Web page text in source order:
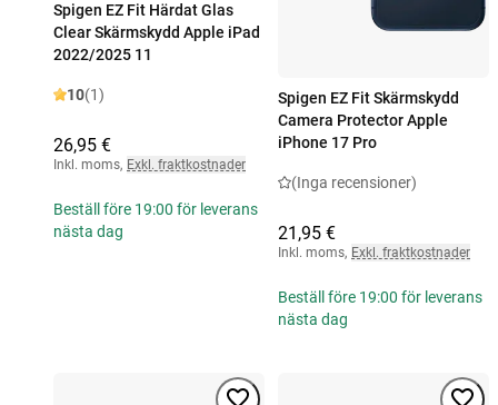
Spigen EZ Fit Härdat Glas
Clear Skärmskydd Apple iPad
2022/2025 11
10(1)
26,95 €
Inkl. moms, Exkl. fraktkostnader
Beställ före 19:00 för leverans
nästa dag
Spigen EZ Fit Skärmskydd
Camera Protector Apple
iPhone 17 Pro
(Inga recensioner)
21,95 €
Inkl. moms, Exkl. fraktkostnader
Beställ före 19:00 för leverans
nästa dag